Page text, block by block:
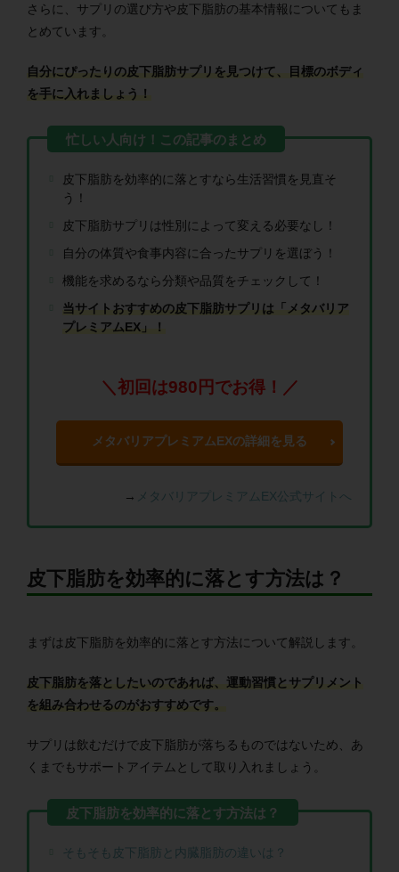
さらに、サプリの選び方や皮下脂肪の基本情報についてもま
とめています。
自分にぴったりの皮下脂肪サプリを見つけて、目標のボディ
を手に入れましょう！
皮下脂肪を効率的に落とすなら生活習慣を見直そ
う！
皮下脂肪サプリは性別によって変える必要なし！
自分の体質や食事内容に合ったサプリを選ぼう！
機能を求めるなら分類や品質をチェックして！
当サイトおすすめの皮下脂肪サプリは「メタバリア
プレミアムEX」！
＼初回は980円でお得！／
メタバリアプレミアムEXの詳細を見る
→ メタバリアプレミアムEX公式サイトへ
皮下脂肪を効率的に落とす方法は？
まずは皮下脂肪を効率的に落とす方法について解説します。
皮下脂肪を落としたいのであれば、運動習慣とサプリメント
を組み合わせるのがおすすめです。
サプリは飲むだけで皮下脂肪が落ちるものではないため、あ
くまでもサポートアイテムとして取り入れましょう。
そもそも皮下脂肪と内臓脂肪の違いは？